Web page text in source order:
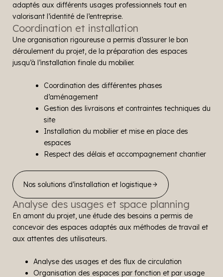
adaptés aux différents usages professionnels tout en
valorisant l’identité de l’entreprise.
Coordination et installation
Une organisation rigoureuse a permis d’assurer le bon
déroulement du projet, de la préparation des espaces
jusqu’à l’installation finale du mobilier.
Coordination des différentes phases
d’aménagement
Gestion des livraisons et contraintes techniques du
site
Installation du mobilier et mise en place des
espaces
Respect des délais et accompagnement chantier
Nos solutions d’installation et logistique
Analyse des usages et space planning
En amont du projet, une étude des besoins a permis de
concevoir des espaces adaptés aux méthodes de travail et
aux attentes des utilisateurs.
Analyse des usages et des flux de circulation
Organisation des espaces par fonction et par usage